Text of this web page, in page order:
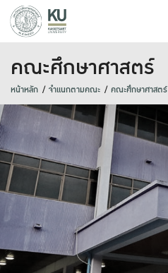
คณะศึกษาศาสตร์
หน้าหลัก จำแนกตามคณะ คณะศึกษาศาสตร์